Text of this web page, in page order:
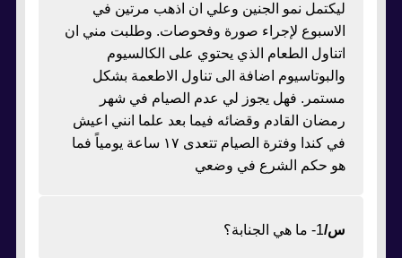
ليكتمل نمو الجنين وعلي ان اذهب مرتين في
الاسبوع لإجراء صورة وفحوصات. وطلبت مني ان
اتناول الطعام الذي يحتوي على الكالسيوم
والبوتاسيوم اضافة الى تناول الاطعمة بشكل
مستمر. فهل يجوز لي عدم الصيام في شهر
رمضان القادم وقضائه فيما بعد علما انني اعيش
في كندا وفترة الصيام تتعدى ١٧ ساعة يومياً فما
هو حكم الشرع في وضعي
س/1- ما هي الجنابة؟